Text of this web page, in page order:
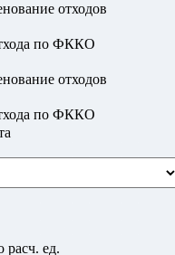
отходов
по ФККО
отходов
по ФККО
расч. ед.